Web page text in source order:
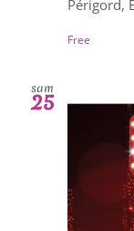
Périgord,
Free
sam
25